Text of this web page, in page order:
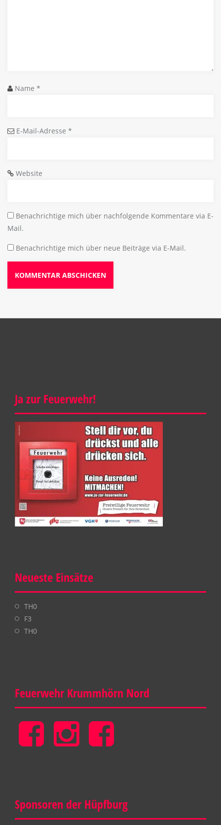
Name *
E-Mail-Adresse *
Website
Benachrichtige mich über nachfolgende Kommentare via E-
Mail.
Benachrichtige mich über neue Beiträge via E-Mail.
Ja zur Feuerwehr!
Neueste Einsätze
TH0
F3
TH0
Feuerwehr Krummhörn Nord
Feuerwehr
Krummhörn
Feuerwehr
Krummhörn
Gemeinde
Sponsoren der Hüpfburg